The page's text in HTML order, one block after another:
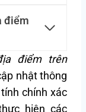
điểm
điểm trên
nhật thông
chính xác
hiện các